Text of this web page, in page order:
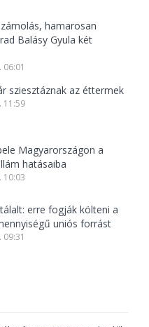
hamarosan
Balásy Gyula két
sziesztáznak az éttermek
11:59
Magyarországon a
hatásaiba
10:03
erre fogják költeni a
uniós forrást